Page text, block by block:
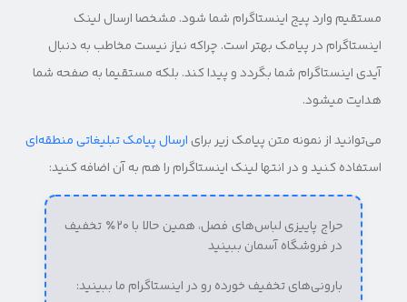
مستقیم وارد پیج اینستاگرام شما شود. مشخصا ارسال لینک
اینستاگرام در پیامک بهتر است. چراکه نیاز نیست مخاطب به دنبال
آیدی اینستاگرام شما بگردد و پیدا کند. بلکه مستقیما به صفحه شما
هدایت می‎شود.
می‌توانید از نمونه متن‌ پیامک زیر برای ارسال پیامک تبلیغاتی منطقه‌ای
استفاده کنید و در انتها لینک اینستاگرام را هم به آن اضافه کنید:
حراج پاییزی لباس‌های فصل، همین حالا با ۲۰٪ تخفیف
در فروشگاه آسمان ببینید
بارونی‌های تخفیف خورده رو در اینستاگرام ما ببینید: